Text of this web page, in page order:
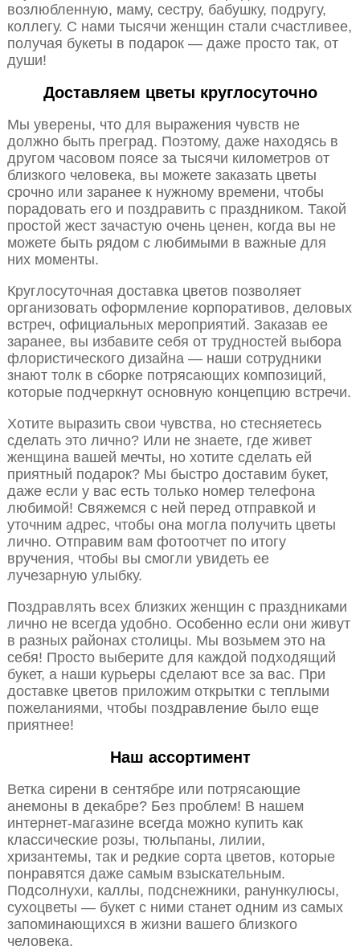
возлюбленную, маму, сестру, бабушку, подругу,
коллегу. С нами тысячи женщин стали счастливее,
получая букеты в подарок — даже просто так, от
души!
Доставляем цветы круглосуточно
Мы уверены, что для выражения чувств не
должно быть преград. Поэтому, даже находясь в
другом часовом поясе за тысячи километров от
близкого человека, вы можете заказать цветы
срочно или заранее к нужному времени, чтобы
порадовать его и поздравить с праздником. Такой
простой жест зачастую очень ценен, когда вы не
можете быть рядом с любимыми в важные для
них моменты.
Круглосуточная доставка цветов позволяет
организовать оформление корпоративов, деловых
встреч, официальных мероприятий. Заказав ее
заранее, вы избавите себя от трудностей выбора
флористического дизайна — наши сотрудники
знают толк в сборке потрясающих композиций,
которые подчеркнут основную концепцию встречи.
Хотите выразить свои чувства, но стесняетесь
сделать это лично? Или не знаете, где живет
женщина вашей мечты, но хотите сделать ей
приятный подарок? Мы быстро доставим букет,
даже если у вас есть только номер телефона
любимой! Свяжемся с ней перед отправкой и
уточним адрес, чтобы она могла получить цветы
лично. Отправим вам фотоотчет по итогу
вручения, чтобы вы смогли увидеть ее
лучезарную улыбку.
Поздравлять всех близких женщин с праздниками
лично не всегда удобно. Особенно если они живут
в разных районах столицы. Мы возьмем это на
себя! Просто выберите для каждой подходящий
букет, а наши курьеры сделают все за вас. При
доставке цветов приложим открытки с теплыми
пожеланиями, чтобы поздравление было еще
приятнее!
Наш ассортимент
Ветка сирени в сентябре или потрясающие
анемоны в декабре? Без проблем! В нашем
интернет-магазине всегда можно купить как
классические розы, тюльпаны, лилии,
хризантемы, так и редкие сорта цветов, которые
понравятся даже самым взыскательным.
Подсолнухи, каллы, подснежники, ранункулюсы,
сухоцветы — букет с ними станет одним из самых
запоминающихся в жизни вашего близкого
человека.